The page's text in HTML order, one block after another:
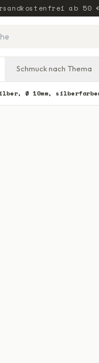
ab 50 €
Schmuck nach Thema
Ø 10mm,